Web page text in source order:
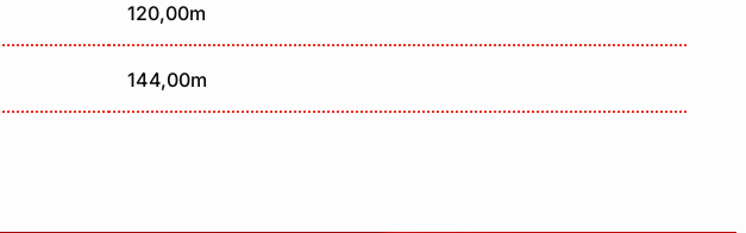
120,00m
144,00m